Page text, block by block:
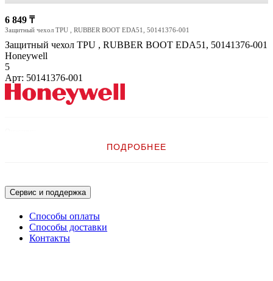
6 849 ₸
Защитный чехол TPU , RUBBER BOOT EDA51, 50141376-001
Защитный чехол TPU , RUBBER BOOT EDA51, 50141376-001
Honeywell
5
Арт: 50141376-001
Защитный чехол TPU , RUBBER BOOT EDA51, 50141376-001
ПОДРОБНЕЕ
Сервис и поддержка
Способы оплаты
Способы доставки
Контакты